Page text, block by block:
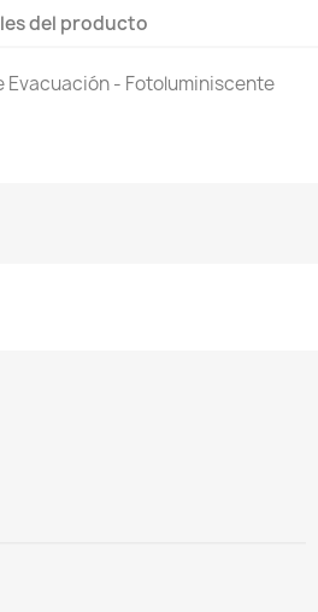
del producto
Evacuación - Fotoluminiscente